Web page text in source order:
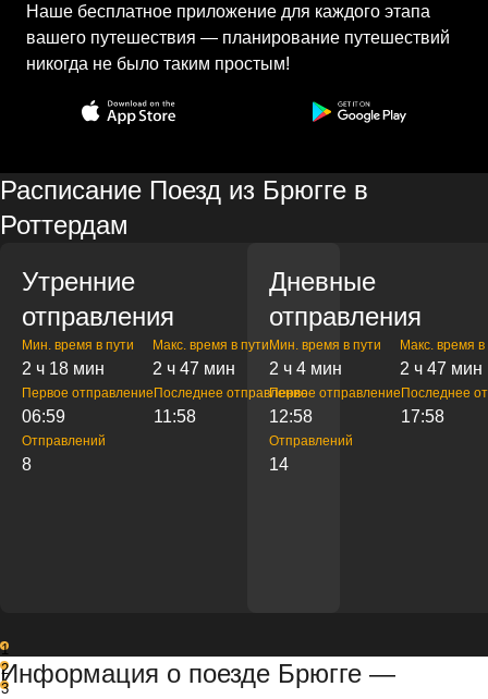
Наше бесплатное приложение для каждого этапа
вашего путешествия — планирование путешествий
никогда не было таким простым!
Расписание Поезд из Брюгге в
Роттердам
Утренние
отправления
Мин. время в пути
2 ч 18 мин
Макс. время в пути
2 ч 47 мин
Первое отправление
06:59
Последнее отправление
11:58
Отправлений
8
Дневные
отправления
Мин. время в пути
2 ч 4 мин
Макс. время в
2 ч 47 мин
Первое отправление
12:58
Последнее
17:58
Отправлений
14
1
2
3
Информация о поезде Брюгге —